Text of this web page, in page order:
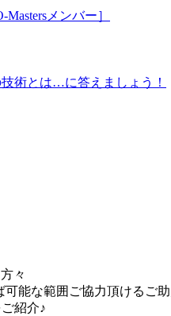
メンバー］
術とは…に答えましょう！
々
能な範囲ご協力頂けるご
紹介♪